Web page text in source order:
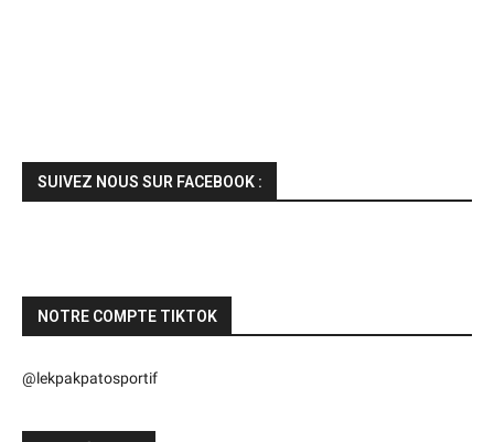
SUIVEZ NOUS SUR FACEBOOK :
NOTRE COMPTE TIKTOK
@lekpakpatosportif